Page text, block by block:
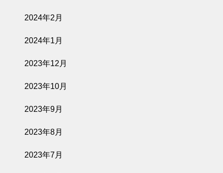
2024年2月
2024年1月
2023年12月
2023年10月
2023年9月
2023年8月
2023年7月